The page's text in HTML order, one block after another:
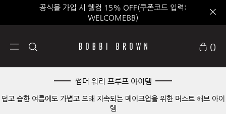
공식몰 가입 시 웰컴 15% OFF(쿠폰코드 입력:
WELCOMEBB)
0
썸머 워리 프루프 아이템
덥고 습한 여름에도 가볍고 오래 지속되는 메이크업을 위한 머스트 해브 아이
템